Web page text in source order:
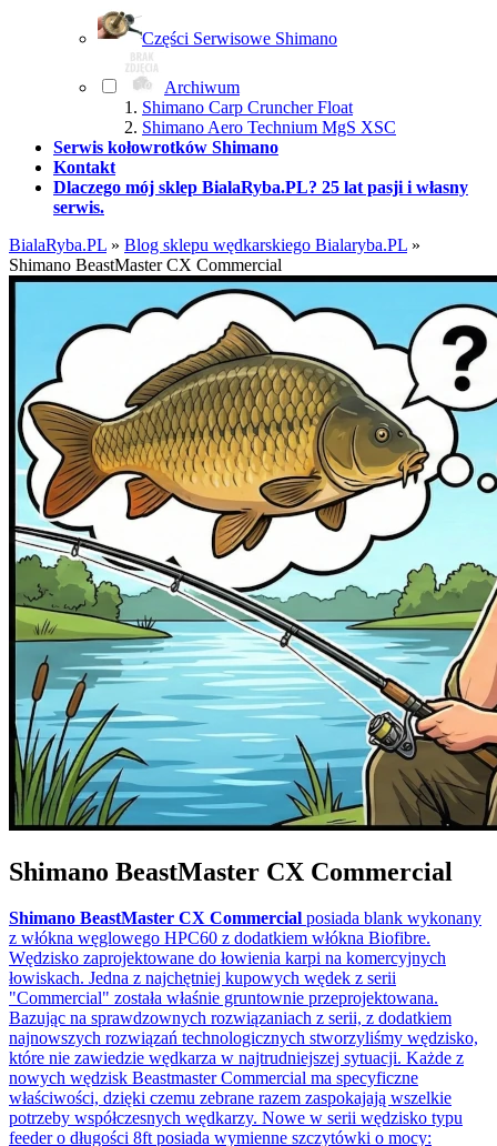
Części Serwisowe Shimano
Archiwum
Shimano Carp Cruncher Float
Shimano Aero Technium MgS XSC
Serwis kołowrotków Shimano
Kontakt
Dlaczego mój sklep BialaRyba.PL? 25 lat pasji i własny
serwis.
BialaRyba.PL » Blog sklepu wędkarskiego Bialaryba.PL »
Shimano BeastMaster CX Commercial
Shimano BeastMaster CX Commercial
Shimano BeastMaster CX Commercial posiada blank wykonany
z włókna węglowego HPC60 z dodatkiem włókna Biofibre.
Wędzisko zaprojektowane do łowienia karpi na komercyjnych
łowiskach. Jedna z najchętniej kupowych wędek z serii
"Commercial" została właśnie gruntownie przeprojektowana.
Bazując na sprawdzownych rozwiązaniach z serii, z dodatkiem
najnowszych rozwiązań technologicznych stworzyliśmy wędzisko,
które nie zawiedzie wędkarza w najtrudniejszej sytuacji. Każde z
nowych wędzisk Beastmaster Commercial ma specyficzne
właściwości, dzięki czemu zebrane razem zaspokajają wszelkie
potrzeby współczesnych wędkarzy. Nowe w serii wędzisko typu
feeder o długości 8ft posiada wymienne szczytówki o mocy: